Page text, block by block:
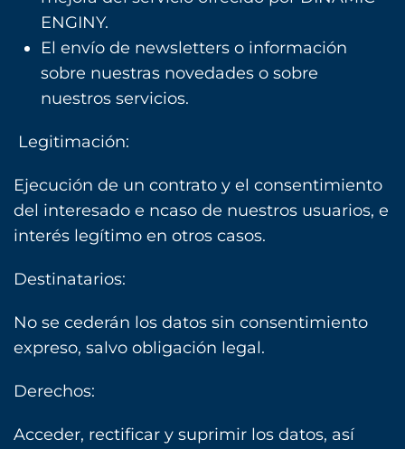
ENGINY.
El envío de newsletters o información
sobre nuestras novedades o sobre
nuestros servicios.
Legitimación:
Ejecución de un contrato y el consentimiento
del interesado e ncaso de nuestros usuarios, e
interés legítimo en otros casos.
Destinatarios:
No se cederán los datos sin consentimiento
expreso, salvo obligación legal.
Derechos:
Acceder, rectificar y suprimir los datos, así